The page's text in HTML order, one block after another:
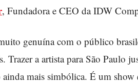
, Fundadora e CEO da IDW
genuína com o público
a artista para São Paulo
ainda mais simbólica. É um show